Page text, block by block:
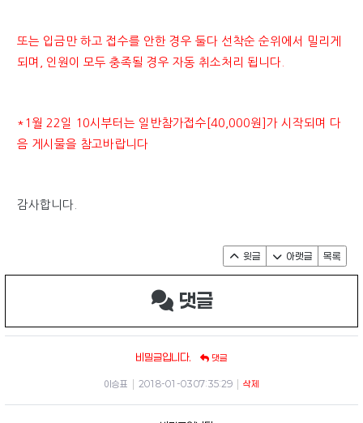
또는 입금만 하고 접수를 안한 경우 둘다 선착순 순위에서 밀리게
되며, 인원이 모두 충족될 경우 자동 취소처리 됩니다.
*1월 22일 10시부터는 일반참가접수[40,000원]가 시작되며 다
음 게시물을 참고바랍니다
감사합니다.
윗글 아랫글 목록
댓글
비밀글입니다. 댓글
이승표 2018-01-03 07:35:29 삭제